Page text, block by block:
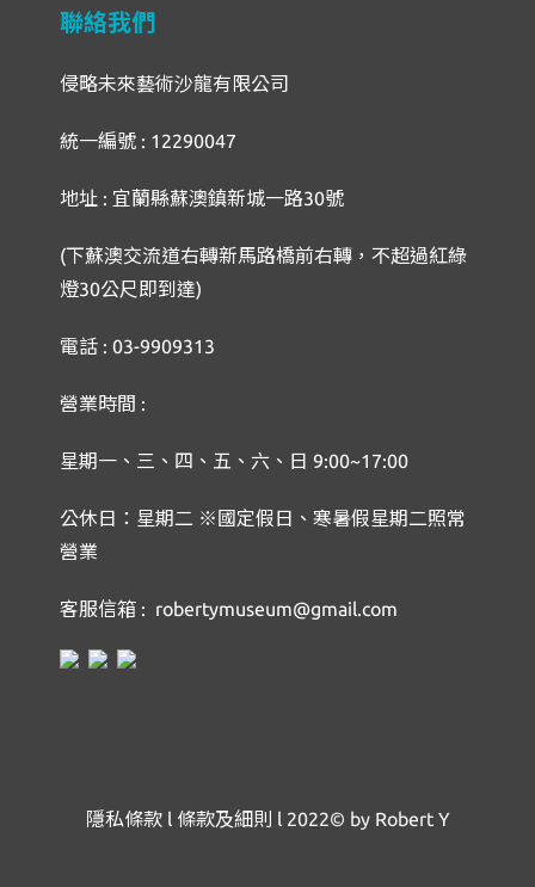
聯絡我們
侵略未來藝術沙龍有限公司
統一編號 : 12290047
地址 : 宜蘭縣蘇澳鎮新城一路30號
(下蘇澳交流道右轉新馬路橋前右轉，不超過紅綠
燈30公尺即到達)
電話 : 03-9909313
營業時間 :
星期一、三、四、五、六、日 9:00~17:00
公休日：星期二 ※國定假日、寒暑假星期二照常
營業
客服信箱 : robertymuseum@gmail.com
隱私條款l 條款及細則 l 2022© by Robert Y